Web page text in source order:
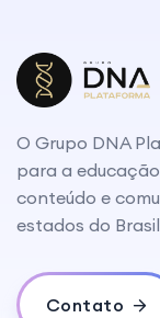
O Grupo DNA
para a
conteúdo e
estados do
Contato